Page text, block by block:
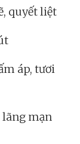
quyết liệt
áp, tươi
lãng mạn